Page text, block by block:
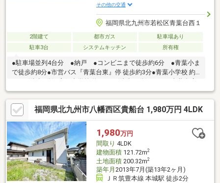
その他の交通
福岡県北九州市若松区青葉台西１
2階建て 都市ガス
駐車場あり
駐車3台
システムキッチン 所有権
●駐車場並列4台分 ●納戸 ●コンビニまで徒歩約6分 ●青葉小ま
で徒歩約8分●市営バス『青葉台東』停 徒歩約3分●青葉小学校 約
約490m(徒歩7分)●セブンイレブン若松青葉台1丁目店 約435m(徒
歩6分)ハウスドゥ八幡西では自社でリフォームも承ります！ご購
入から施工までワンストップでラクラク♪セットでローンにすると
支払い負担の少ないリフォームプランも是非、ご検討ください♪
福岡県北九州市八幡西区貴船台 1,980万円 4LDK
1,980万円
間取り 4LDK
建物面積121.72m2
土地面積200.32m2
築年月 2013年7月(築13年2ヶ月)
ＪＲ筑豊本線 本城駅 徒歩2分